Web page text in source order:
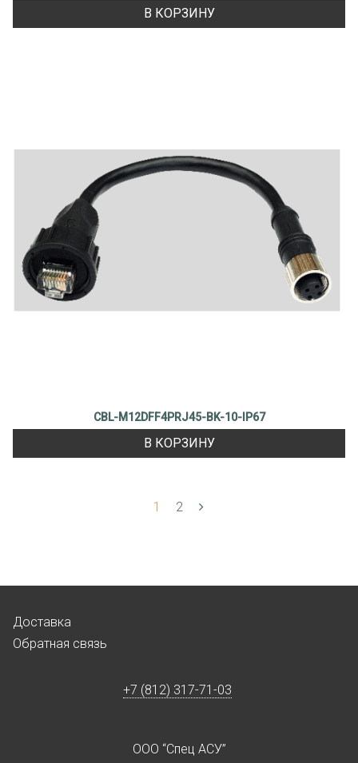
В КОРЗИНУ
CBL-M12DFF4PRJ45-BK-10-IP67
В КОРЗИНУ
1 2
Доставка
Обратная связь
+7 (812) 317-71-03
ООО “Спец АСУ”